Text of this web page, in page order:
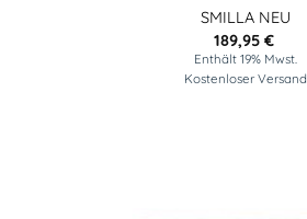
SMILLA NEU
189,95 €
Enthält 19% Mwst.
Kostenloser Versand